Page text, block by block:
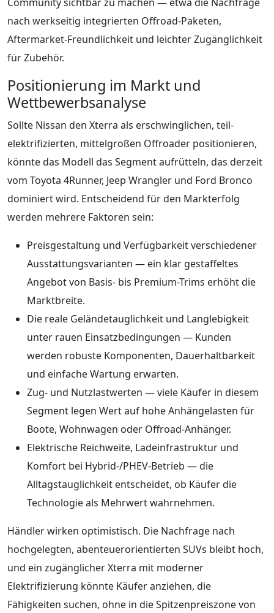
nach werkseitig integrierten Offroad-Paketen,
Aftermarket-Freundlichkeit und leichter Zugänglichkeit
für Zubehör.
Positionierung im Markt und
Wettbewerbsanalyse
Sollte Nissan den Xterra als erschwinglichen, teil-
elektrifizierten, mittelgroßen Offroader positionieren,
könnte das Modell das Segment aufrütteln, das derzeit
vom Toyota 4Runner, Jeep Wrangler und Ford Bronco
dominiert wird. Entscheidend für den Markterfolg
werden mehrere Faktoren sein:
Preisgestaltung und Verfügbarkeit verschiedener
Ausstattungsvarianten — ein klar gestaffeltes
Angebot von Basis- bis Premium-Trims erhöht die
Marktbreite.
Die reale Geländetauglichkeit und Langlebigkeit
unter rauen Einsatzbedingungen — Kunden
werden robuste Komponenten, Dauerhaltbarkeit
und einfache Wartung erwarten.
Zug- und Nutzlastwerten — viele Käufer in diesem
Segment legen Wert auf hohe Anhängelasten für
Boote, Wohnwagen oder Offroad-Anhänger.
Elektrische Reichweite, Ladeinfrastruktur und
Komfort bei Hybrid-/PHEV-Betrieb — die
Alltagstauglichkeit entscheidet, ob Käufer die
Technologie als Mehrwert wahrnehmen.
Händler wirken optimistisch. Die Nachfrage nach
hochgelegten, abenteuerorientierten SUVs bleibt hoch,
und ein zugänglicher Xterra mit moderner
Elektrifizierung könnte Käufer anziehen, die
Fähigkeiten suchen, ohne in die Spitzenpreiszone von